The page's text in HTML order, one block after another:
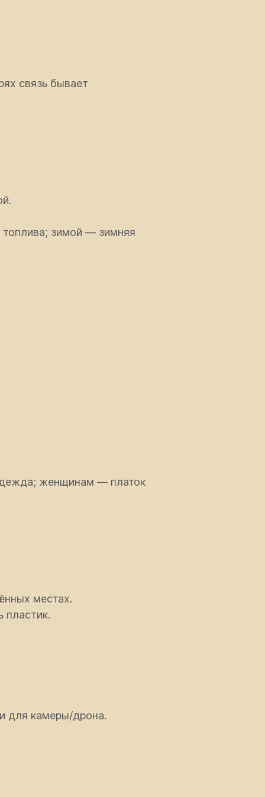
связь бывает
топлива; зимой — зимняя
женщинам — платок
местах.
пластик.
для камеры/дрона.